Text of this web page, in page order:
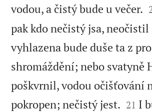
vodou, a čistý bude u večer.
pak kdo nečistý jsa, neočistil
vyhlazena bude duše ta z
shromáždění; nebo svatyně
poškvrnil, vodou očišťování
pokropen; nečistý jest. 

21 I